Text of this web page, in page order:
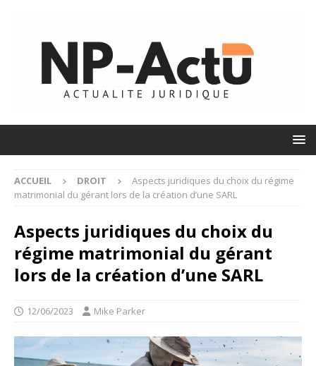
ACCUEIL DROIT
Aspects juridiques du choix du régime
matrimonial du gérant lors de la création d’une SARL
Aspects juridiques du choix du
régime matrimonial du gérant
lors de la création d’une SARL
12/06/2023 Mike Parker